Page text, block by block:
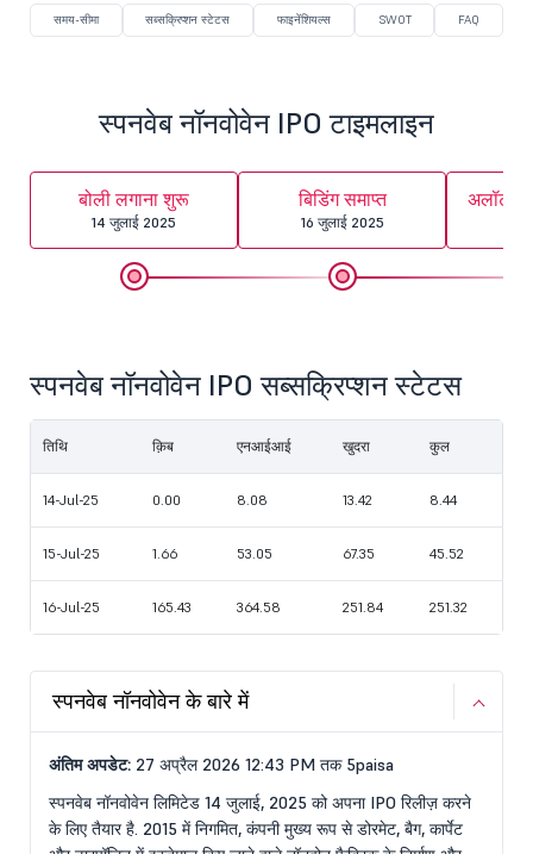
समय-सीमा सब्सक्रिप्शन स्टेटस फाइनेंशियल्स SWOT FAQ
स्पनवेब नॉनवोवेन IPO टाइमलाइन
बोली लगाना शुरू
14 जुलाई 2025
बिडिंग समाप्त
16 जुलाई 2025
स्पनवेब नॉनवोवेन IPO सब्सक्रिप्शन स्टेटस
तिथि क़िब एनआईआई खुदरा कुल
14-Jul-25 0.00 8.08 13.42 8.44
15-Jul-25 1.66 53.05 67.35 45.52
16-Jul-25 165.43 364.58 251.84 251.32
स्पनवेब नॉनवोवेन के बारे में
अंतिम अपडेट: 27 अप्रैल 2026 12:43 PM तक 5paisa
स्पनवेब नॉनवोवेन लिमिटेड 14 जुलाई, 2025 को अपना IPO रिलीज़ करने
के लिए तैयार है. 2015 में निगमित, कंपनी मुख्य रूप से डोरमेट, बैग, कार्पेट